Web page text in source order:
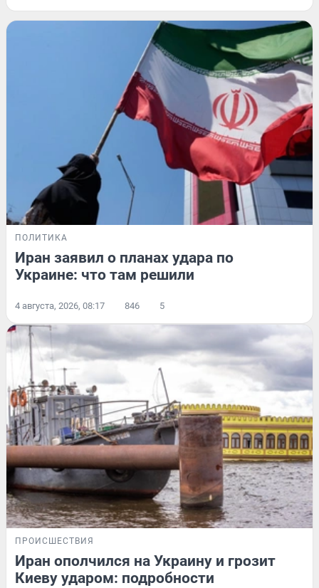
ПОЛИТИКА
Иран заявил о планах удара по
Украине: что там решили
4 августа, 2026, 08:17 846 5
ПРОИСШЕСТВИЯ
Иран ополчился на Украину и грозит
Киеву ударом: подробности